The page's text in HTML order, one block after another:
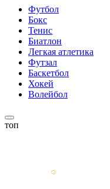
Футбол
Бокс
Тенис
Биатлон
Легкая атлетика
Футзал
Баскетбол
Хокей
Волейбол
топ